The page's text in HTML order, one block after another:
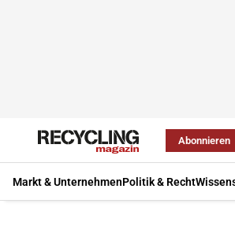
Abonnieren
Markt & UnternehmenPolitik & Recht